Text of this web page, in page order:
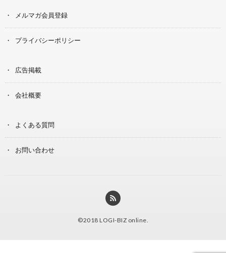
メルマガ会員登録
プライバシーポリシー
広告掲載
会社概要
よくある質問
お問い合わせ
©2018 LOGI-BIZ online